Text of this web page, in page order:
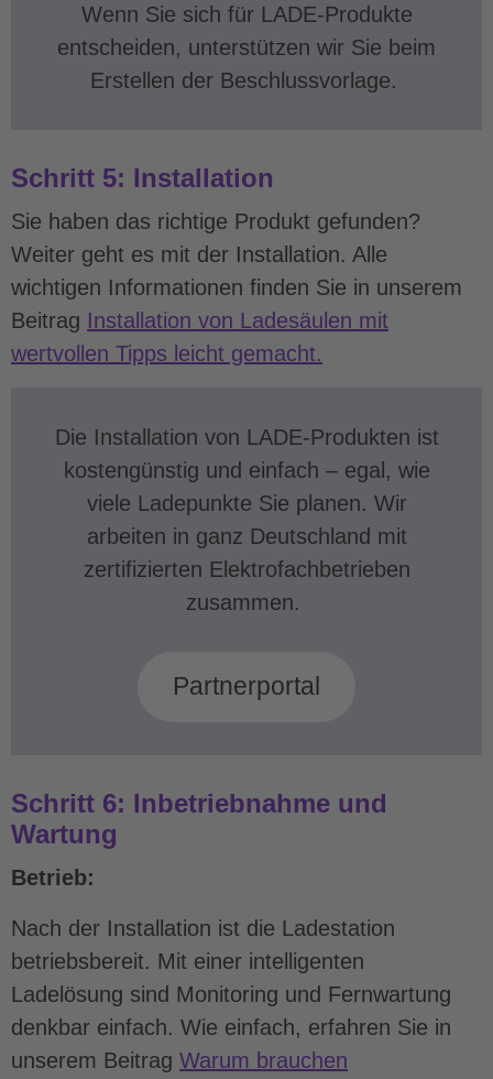
Wenn Sie sich für LADE-Produkte
entscheiden, unterstützen wir Sie beim
Erstellen der Beschlussvorlage.
Schritt 5: Installation
Sie haben das richtige Produkt gefunden?
Weiter geht es mit der Installation. Alle
wichtigen Informationen finden Sie in unserem
Beitrag Installation von Ladesäulen mit
wertvollen Tipps leicht gemacht.
Die Installation von LADE-Produkten ist
kostengünstig und einfach – egal, wie
viele Ladepunkte Sie planen. Wir
arbeiten in ganz Deutschland mit
zertifizierten Elektrofachbetrieben
zusammen.
Partnerportal
Schritt 6: Inbetriebnahme und
Wartung
Betrieb:
Nach der Installation ist die Ladestation
betriebsbereit. Mit einer intelligenten
Ladelösung sind Monitoring und Fernwartung
denkbar einfach. Wie einfach, erfahren Sie in
unserem Beitrag Warum brauchen